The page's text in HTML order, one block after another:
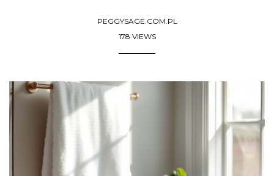
PEGGYSAGE.COM.PL
178 VIEWS